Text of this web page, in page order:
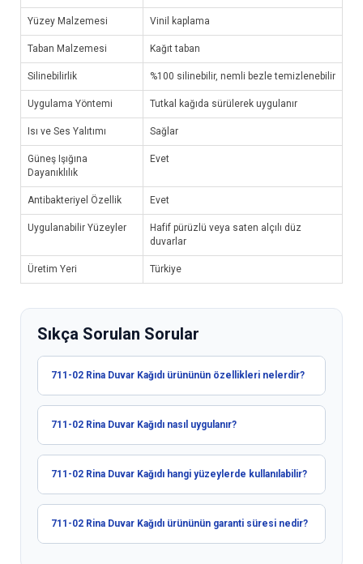
Yüzey Malzemesi Vinil kaplama
Taban Malzemesi Kağıt taban
Silinebilirlik %100 silinebilir, nemli bezle temizlenebilir
Uygulama Yöntemi Tutkal kağıda sürülerek uygulanır
Isı ve Ses Yalıtımı Sağlar
Güneş Işığına
Dayanıklılık
Evet
Antibakteriyel Özellik Evet
Uygulanabilir Yüzeyler
Hafif pürüzlü veya saten alçılı düz
duvarlar
Üretim Yeri Türkiye
Sıkça Sorulan Sorular
711-02 Rina Duvar Kağıdı ürününün özellikleri nelerdir?
711-02 Rina Duvar Kağıdı nasıl uygulanır?
711-02 Rina Duvar Kağıdı hangi yüzeylerde kullanılabilir?
711-02 Rina Duvar Kağıdı ürününün garanti süresi nedir?